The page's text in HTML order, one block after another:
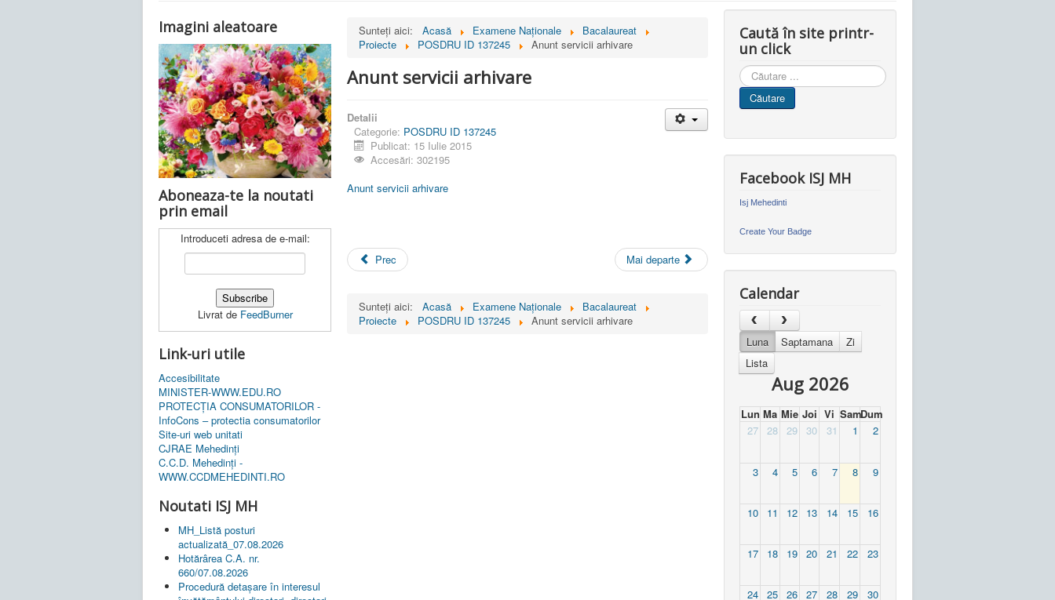
Imagini aleatoare
Aboneaza-te la noutati
prin email
Introduceti adresa de e-mail:
Livrat de FeedBurner
Link-uri utile
Accesibilitate
MINISTER-WWW.EDU.RO
PROTECȚIA CONSUMATORILOR -
InfoCons – protectia consumatorilor
Site-uri web unitati
CJRAE Mehedinți
C.C.D. Mehedinţi -
WWW.CCDMEHEDINTI.RO
Noutati ISJ MH
MH_Listă posturi
actualizată_07.08.2026
Hotărârea C.A. nr.
660/07.08.2026
Procedură detașare în interesul
Sunteți aici: Acasă Examene Naționale
Bacalaureat
Proiecte
POSDRU ID 137245 Anunt servicii arhivare
Anunt servicii arhivare
Detalii
Categorie: POSDRU ID 137245
Publicat: 15 Iulie 2015
Accesări: 302195
Anunt servicii arhivare
Prec Mai departe
Sunteți aici: Acasă Examene Naționale
Bacalaureat
Proiecte
POSDRU ID 137245 Anunt servicii arhivare
Caută în site printr-
un click
Cauta
in
site
Căutare
Facebook ISJ MH
Isj Mehedinti
Create Your Badge
Calendar
Luna Saptamana
Zi
Lista
Aug 2026
Lun Ma Mie Joi Vi SamDum
27
28 29 30 31 1 2
3 4 5 6 7 8 9
10 11 12 13 14 15 16
17 18 19 20 21 22 23
24 25 26 27 28 29 30